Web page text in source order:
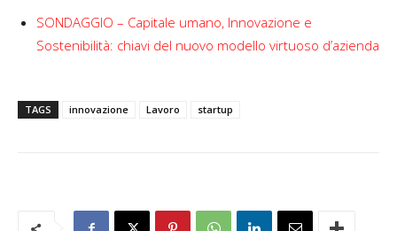
SONDAGGIO – Capitale umano, Innovazione e
Sostenibilità: chiavi del nuovo modello virtuoso d’azienda
TAGS innovazione Lavoro startup